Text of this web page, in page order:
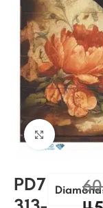
Büyütmek
PD7
Diamond